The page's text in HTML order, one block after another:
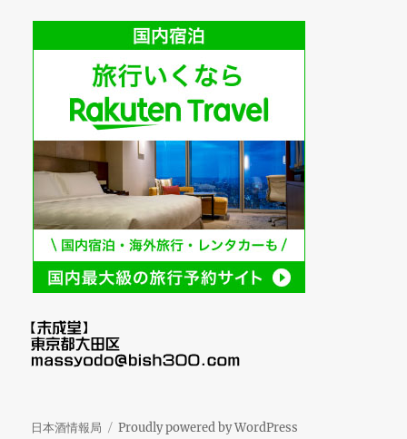
日本酒情報局 Proudly powered by WordPress